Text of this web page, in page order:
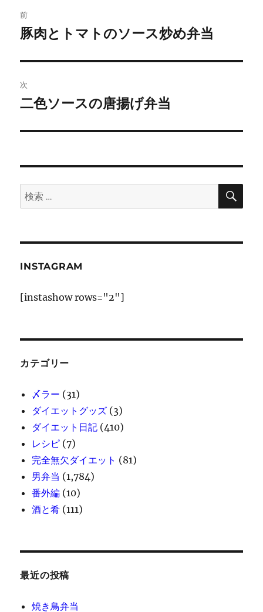
稿
ビ
ゲ
ー
ン
前
前
投
稿:
豚肉とトマトのソース炒め弁当
次
次
投
二色ソースの唐揚げ弁当
検
索:
検
INSTAGRAM
[instashow rows="2"]
カテゴリー
〆ラー (31)
ダイエットグッズ (3)
ダイエット日記 (410)
レシピ (7)
完全無欠ダイエット (81)
男弁当 (1,784)
番外編 (10)
酒と肴 (111)
最近の投稿
焼き鳥弁当